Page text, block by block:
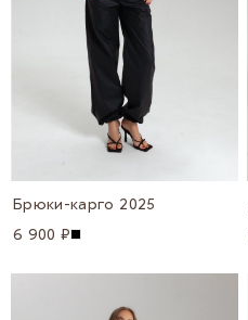
Брюки-карго 2025
6 900 ₽